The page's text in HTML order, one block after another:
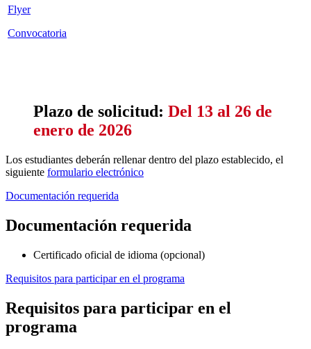
Flyer
Convocatoria
Plazo de solicitud: Del 13 al 26 de
enero de 2026
Los estudiantes deberán rellenar dentro del plazo establecido, el
siguiente formulario electrónico
Documentación requerida
Documentación requerida
Certificado oficial de idioma (opcional)
Requisitos para participar en el programa
Requisitos para participar en el
programa